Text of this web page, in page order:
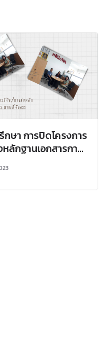
ลักฐานเอกสารการ
งบประมาณที่จัดสรร